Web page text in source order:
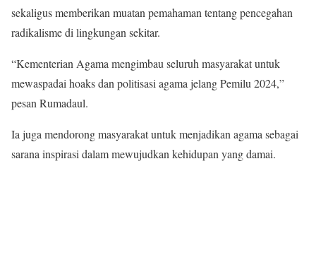
sekaligus memberikan muatan pemahaman tentang pencegahan
radikalisme di lingkungan sekitar.
“Kementerian Agama mengimbau seluruh masyarakat untuk
mewaspadai hoaks dan politisasi agama jelang Pemilu 2024,”
pesan Rumadaul.
Ia juga mendorong masyarakat untuk menjadikan agama sebagai
sarana inspirasi dalam mewujudkan kehidupan yang damai.